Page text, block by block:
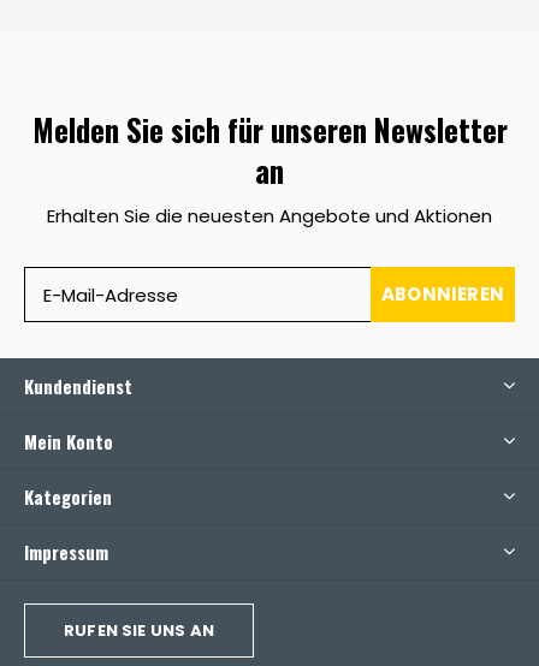
Melden Sie sich für unseren Newsletter
an
Erhalten Sie die neuesten Angebote und Aktionen
ABONNIEREN
Kundendienst
Mein Konto
Kategorien
Impressum
RUFEN SIE UNS AN